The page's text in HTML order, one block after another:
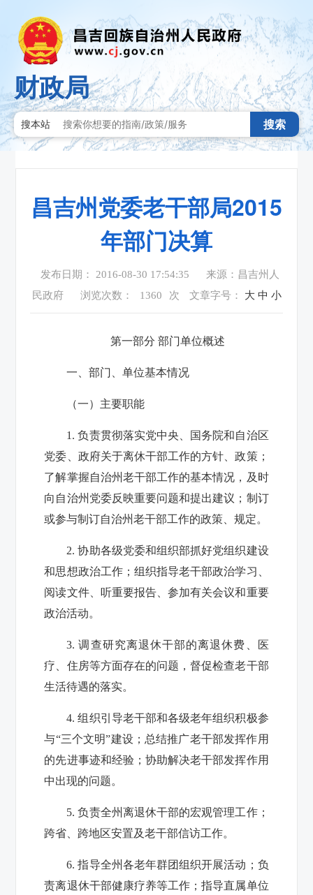
财政局
搜本站 搜索
昌吉州党委老干部局2015
年部门决算
发布日期： 2016-08-30 17:54:35
来源：昌吉州人
民政府
浏览次数： 1360 次 文章字号： 大 中 小
第一部分 部门单位概述
一、部门、单位基本情况
（一）主要职能
1.负责贯彻落实党中央、国务院和自治区
党委、政府关于离休干部工作的方针、政策；
了解掌握自治州老干部工作的基本情况，及时
向自治州党委反映重要问题和提出建议；制订
或参与制订自治州老干部工作的政策、规定。
2.协助各级党委和组织部抓好党组织建设
和思想政治工作；组织指导老干部政治学习、
阅读文件、听重要报告、参加有关会议和重要
政治活动。
3.调查研究离退休干部的离退休费、医
疗、住房等方面存在的问题，督促检查老干部
生活待遇的落实。
4.组织引导老干部和各级老年组织积极参
与“三个文明”建设；总结推广老干部发挥作用
的先进事迹和经验；协助解决老干部发挥作用
中出现的问题。
5.负责全州离退休干部的宏观管理工作；
跨省、跨地区安置及老干部信访工作。
6.指导全州各老年群团组织开展活动；负
责离退休干部健康疗养等工作；指导直属单位